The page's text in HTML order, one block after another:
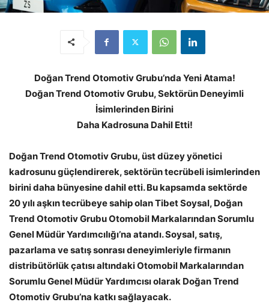
Doğan Trend Otomotiv Grubu’nda Yeni Atama!
Doğan Trend Otomotiv Grubu, Sektörün Deneyimli
İsimlerinden Birini
Daha Kadrosuna Dahil Etti!
Doğan Trend Otomotiv Grubu, üst düzey yönetici
kadrosunu güçlendirerek, sektörün tecrübeli isimlerinden
birini daha bünyesine dahil etti. Bu kapsamda sektörde
20 yılı aşkın tecrübeye sahip olan Tibet Soysal, Doğan
Trend Otomotiv Grubu Otomobil Markalarından Sorumlu
Genel Müdür Yardımcılığı’na atandı. Soysal, satış,
pazarlama ve satış sonrası deneyimleriyle firmanın
distribütörlük çatısı altındaki Otomobil Markalarından
Sorumlu Genel Müdür Yardımcısı olarak Doğan Trend
Otomotiv Grubu’na katkı sağlayacak.